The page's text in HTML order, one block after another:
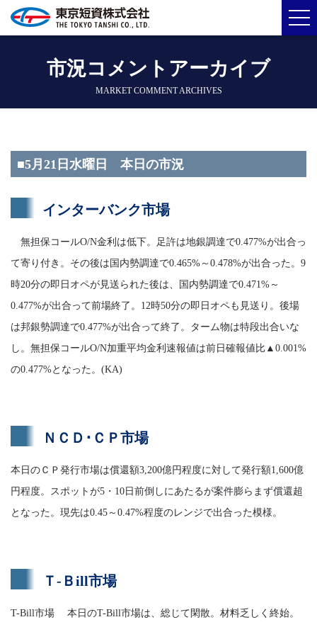
市況コメントアーカイブ
MARKET COMMENT ARCHIVES
■5月21日水曜日 本日の市況
インターバンク市場
無担保コールO/N金利は低下。足許は地銀調達で0.477%が出合っ
て寄り付き。その後は国内勢調達で0.465%～0.478%が出合った。9
時20分の即日オペが見送られた後は、国内勢調達で0.471%～
0.477%が出合って前場終了。12時50分の即日オペも見送り。後場
は邦銀勢調達で0.477%が出合って終了。ターム物は特段出合いな
し。無担保コールO/N加重平均金利速報値は前日確報値比▲0.001%
の0.477%となった。(KA)
ＮＣＤ･ＣＰ市場
本日のＣＰ発行市場は償還額3,200億円程度に対して発行額1,600億
円程度。スポットが5・10日前倒しにあたるが案件膨らまず償還超
となった。現先は0.45～0.47%程度のレンジで出合った模様。
Ｔ-Ｂill市場
T-Bill市場 本日のT-Bill市場は、総じて閑散。材料乏しく終始。